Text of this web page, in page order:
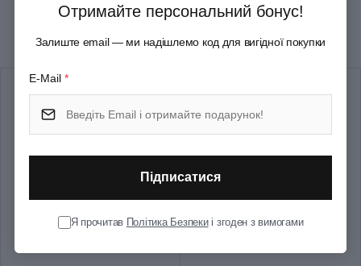
Термін гарантії
Рекомендуємо купити разом
Отримайте персональний бонус!
Залиште email — ми надішлемо код для вигідної покупки
E-Mail *
Підписатися
Я прочитав Політика Безпекиі згоден з вимогами